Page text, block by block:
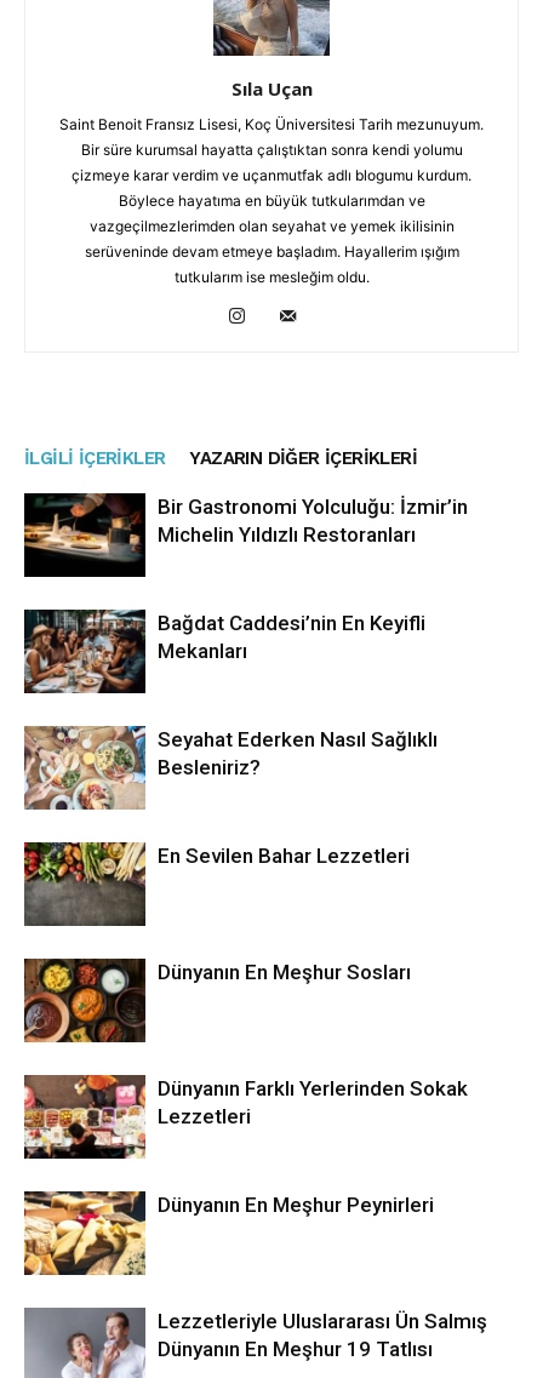
Sıla Uçan
Saint Benoit Fransız Lisesi, Koç Üniversitesi Tarih mezunuyum.
Bir süre kurumsal hayatta çalıştıktan sonra kendi yolumu
çizmeye karar verdim ve uçanmutfak adlı blogumu kurdum.
Böylece hayatıma en büyük tutkularımdan ve
vazgeçilmezlerimden olan seyahat ve yemek ikilisinin
serüveninde devam etmeye başladım. Hayallerim ışığım
tutkularım ise mesleğim oldu.
İLGILI İÇERIKLER YAZARIN DIĞER İÇERIKLERI
Bir Gastronomi Yolculuğu: İzmir’in
Michelin Yıldızlı Restoranları
Bağdat Caddesi’nin En Keyifli
Mekanları
Seyahat Ederken Nasıl Sağlıklı
Besleniriz?
En Sevilen Bahar Lezzetleri
Dünyanın En Meşhur Sosları
Dünyanın Farklı Yerlerinden Sokak
Lezzetleri
Dünyanın En Meşhur Peynirleri
Lezzetleriyle Uluslararası Ün Salmış
Dünyanın En Meşhur 19 Tatlısı